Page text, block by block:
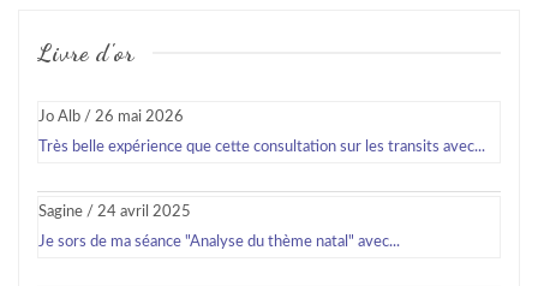
Livre d'or
Jo Alb / 26 mai 2026
Très belle expérience que cette consultation sur les transits avec...
Sagine / 24 avril 2025
Je sors de ma séance "Analyse du thème natal" avec...